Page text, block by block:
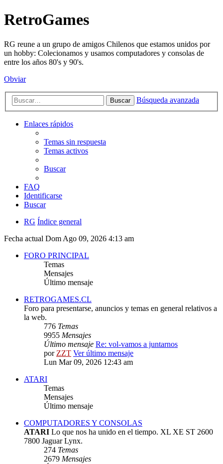
RetroGames
RG reune a un grupo de amigos Chilenos que estamos unidos por
un hobby: Colecionamos y usamos computadores y consolas de
entre los años 80's y 90's.
Obviar
Buscar Búsqueda avanzada
Enlaces rápidos
Temas sin respuesta
Temas activos
Buscar
FAQ
Identificarse
Buscar
RG Índice general
Fecha actual Dom Ago 09, 2026 4:13 am
FORO PRINCIPAL
Temas
Mensajes
Último mensaje
RETROGAMES.CL
Foro para presentarse, anuncios y temas en general relativos a
la web.
776 Temas
9955 Mensajes
Último mensaje Re: vol-vamos a juntarnos
porZZT Ver último mensaje
Lun Mar 09, 2026 12:43 am
ATARI
Temas
Mensajes
Último mensaje
COMPUTADORES Y CONSOLAS
ATARI Lo que nos ha unido en el tiempo. XL XE ST 2600
7800 Jaguar Lynx.
274 Temas
2679 Mensajes